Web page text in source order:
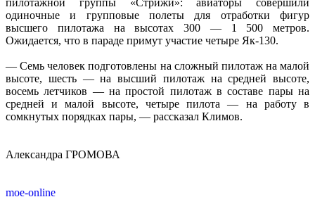
одиночные и групповые полеты для отработки фигур
высшего пилотажа на высотах 300 — 1 500 метров.
Ожидается, что в параде примут участие четыре Як-130.
— Семь человек подготовлены на сложный пилотаж на малой
высоте, шесть — на высший пилотаж на средней высоте,
восемь летчиков — на простой пилотаж в составе пары на
средней и малой высоте, четыре пилота — на работу в
сомкнутых порядках пары, — рассказал Климов.
Александра ГРОМОВА
moe-online